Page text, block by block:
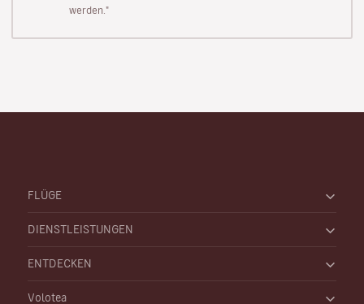
werden."
FLÜGE
DIENSTLEISTUNGEN
ENTDECKEN
Volotea